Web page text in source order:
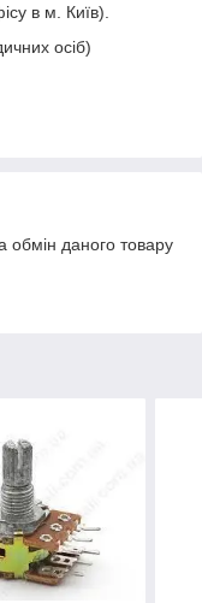
в м. Київ).
осіб)
даного товару